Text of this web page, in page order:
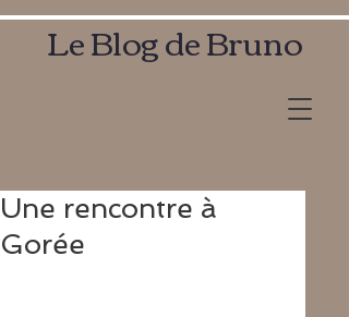
Le Blog de Bruno
Une rencontre à
Gorée